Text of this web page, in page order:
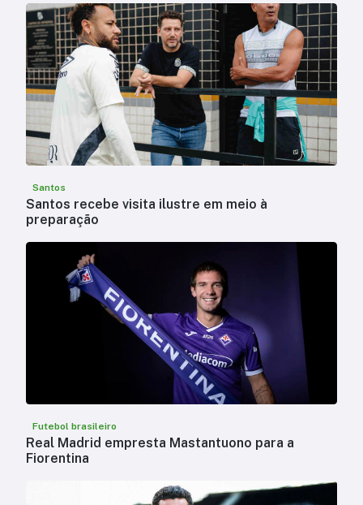
Santos
Santos recebe visita ilustre em meio à
preparação
Futebol brasileiro
Real Madrid empresta Mastantuono para a
Fiorentina